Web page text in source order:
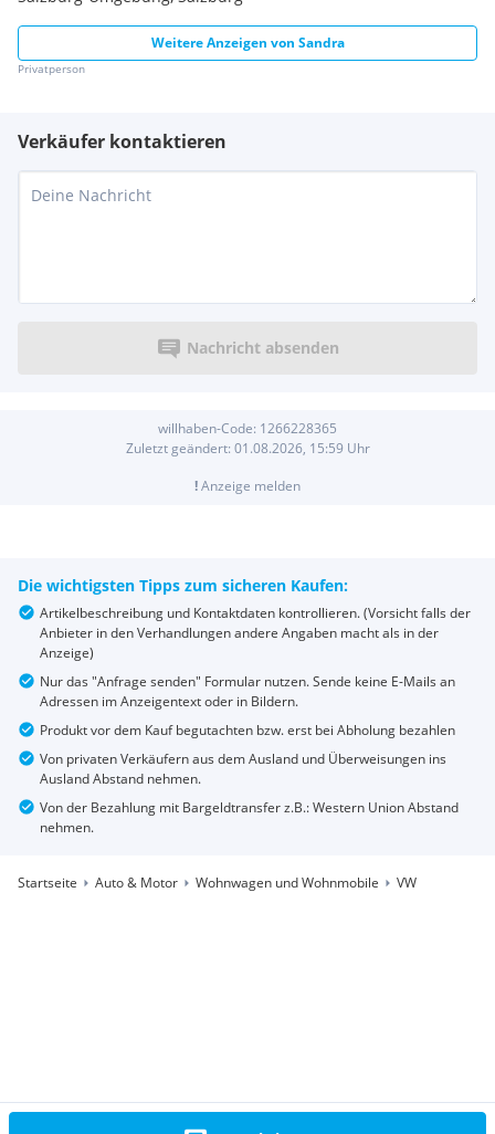
Weitere Anzeigen von Sandra
Privatperson
Verkäufer kontaktieren
Nachricht absenden
willhaben-Code: 1266228365
Zuletzt geändert: 01.08.2026, 15:59 Uhr
!Anzeige melden
Die wichtigsten Tipps zum sicheren Kaufen:
Artikelbeschreibung und Kontaktdaten kontrollieren. (Vorsicht falls der
Anbieter in den Verhandlungen andere Angaben macht als in der
Anzeige)
Nur das "Anfrage senden" Formular nutzen. Sende keine E-Mails an
Adressen im Anzeigentext oder in Bildern.
Produkt vor dem Kauf begutachten bzw. erst bei Abholung bezahlen
Von privaten Verkäufern aus dem Ausland und Überweisungen ins
Ausland Abstand nehmen.
Von der Bezahlung mit Bargeldtransfer z.B.: Western Union Abstand
nehmen.
Startseite Auto & Motor Wohnwagen und Wohnmobile VW